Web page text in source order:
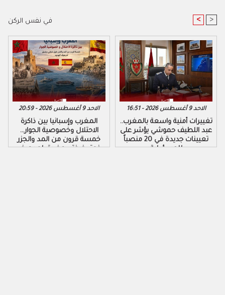
في نفس الركن < >
الاحد 9 أغسطس 2026 - 20:59
المغرب وإسبانيا بين ذاكرة
الاحتلال وخصوصية الجوار…
خمسة قرون من المد والجزر
فوق ضفتي مضيق لم يعرف
الاحد 9 أغسطس 2026 - 16:51
تغييرات أمنية واسعة بالمغرب..
عبد اللطيف حموشي يؤشر على
تعيينات جديدة في 20 منصباً
للمسؤولية